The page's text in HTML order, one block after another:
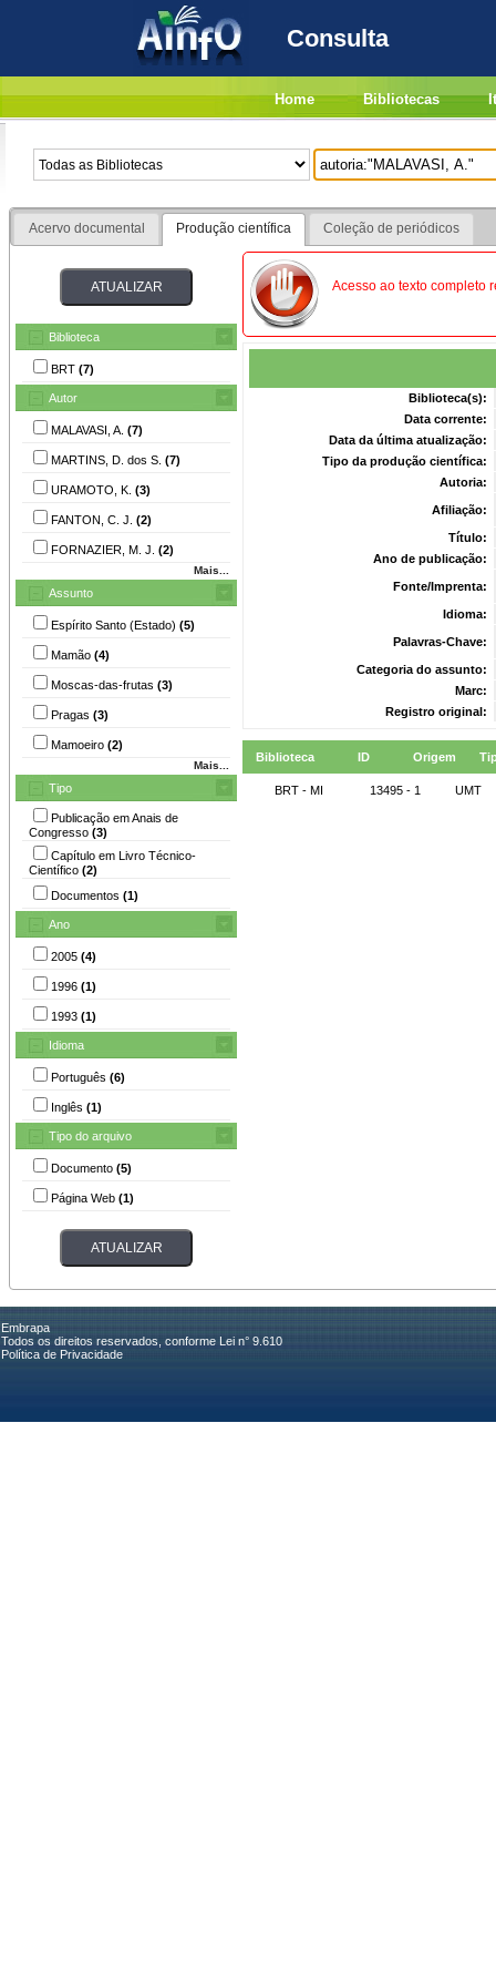
Consulta
Home Bibliotecas
Acervo documental Produção científica Coleção de periódicos
Biblioteca
BRT (7)
Autor
MALAVASI, A. (7)
MARTINS, D. dos S. (7)
URAMOTO, K. (3)
FANTON, C. J. (2)
FORNAZIER, M. J. (2)
Mais...
Assunto
Espírito Santo (Estado) (5)
Mamão (4)
Moscas-das-frutas (3)
Pragas (3)
Mamoeiro (2)
Mais...
Tipo
Publicação em Anais de
Congresso (3)
Capítulo em Livro Técnico-
Científico (2)
Documentos (1)
Ano
2005 (4)
1996 (1)
1993 (1)
Idioma
Português (6)
Inglês (1)
Tipo do arquivo
Documento (5)
Página Web (1)
Acesso ao texto completo
Biblioteca(s):
Data corrente:
Data da última atualização:
Tipo da produção científica:
Autoria:
Afiliação:
Título:
Ano de publicação:
Fonte/Imprenta:
Idioma:
Palavras-Chave:
Categoria do assunto:
Marc:
Registro original:
Biblioteca ID Origem
BRT - MI 13495 - 1 UMT
Embrapa
Todos os direitos reservados, conforme Lei n° 9.610
Política de Privacidade